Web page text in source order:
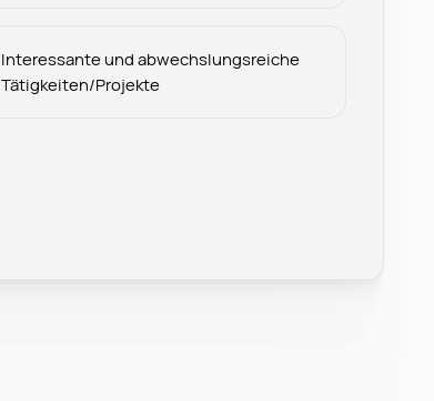
Interessante und abwechslungsreiche
Tätigkeiten/Projekte